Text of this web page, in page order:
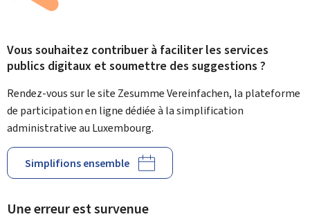
Vous souhaitez contribuer à faciliter les services
publics digitaux et soumettre des suggestions ?
Rendez-vous sur le site Zesumme Vereinfachen, la plateforme
de participation en ligne dédiée à la simplification
administrative au Luxembourg.
Simplifions ensemble
Une erreur est survenue